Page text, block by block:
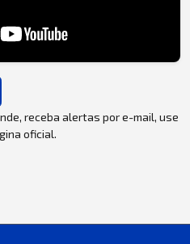
receba alertas por e-mail, use
oficial.